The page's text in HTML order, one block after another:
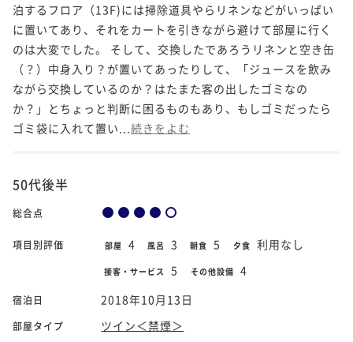
泊するフロア（13F)には掃除道具やらリネンなどがいっぱい
に置いてあり、それをカートを引きながら避けて部屋に行く
のは大変でした。 そして、交換したであろうリネンと空き缶
（？）中身入り？が置いてあったりして、「ジュースを飲み
ながら交換しているのか？はたまた客の出したゴミなの
か？」とちょっと判断に困るものもあり、もしゴミだったら
ゴミ袋に入れて置い... 続きをよむ
50代後半
総合点
項目別評価 部屋 4 風呂 3 朝食 5 夕食 利用なし
接客・サービス 5 その他設備 4
宿泊日 2018年10月13日
部屋タイプ
ツイン＜禁煙＞